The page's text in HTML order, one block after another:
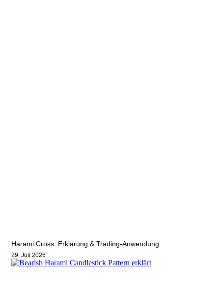
Harami Cross: Erklärung & Trading-Anwendung
29. Juli 2026